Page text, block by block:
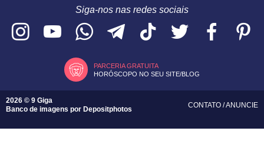
Siga-nos nas redes sociais
PARCERIA GRATUITA
HORÓSCOPO NO SEU SITE/BLOG
2026 © 9 Giga
Banco de imagens por Depositphotos
CONTATO /ANUNCIE